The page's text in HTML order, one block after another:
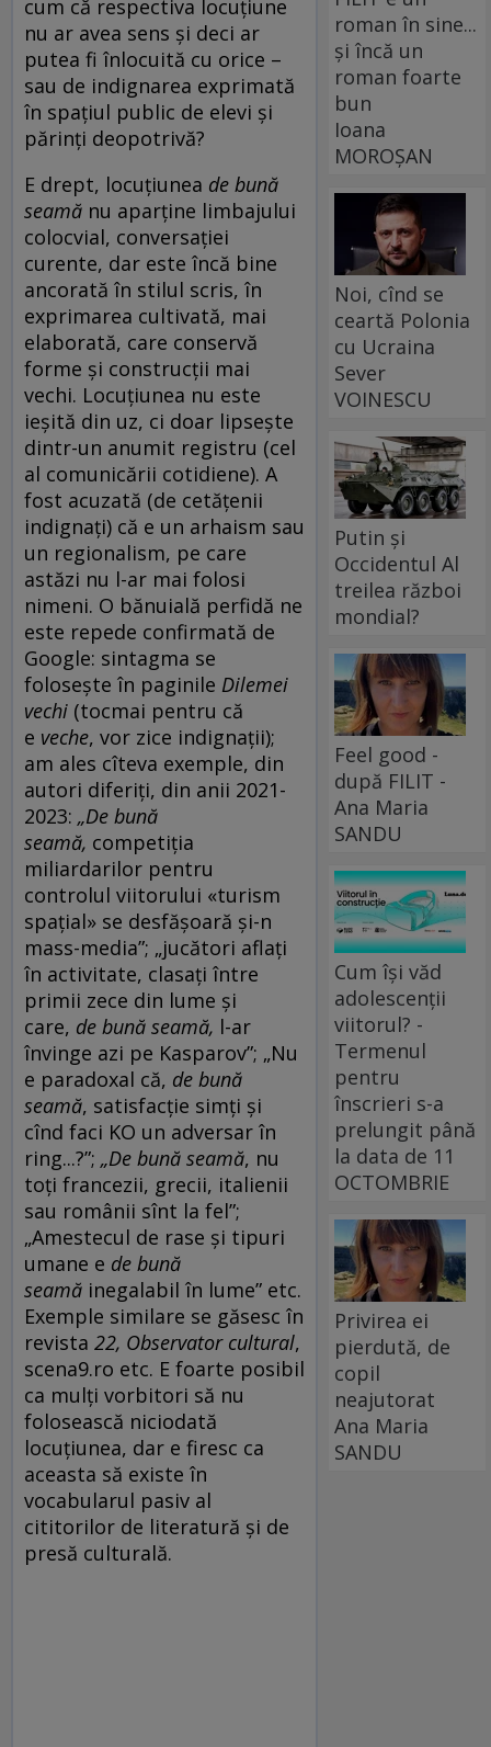
cum că respectiva locuțiune
nu ar avea sens și deci ar
putea fi înlocuită cu orice –
sau de indignarea exprimată
în spațiul public de elevi și
părinți deopotrivă?
E drept, locuțiunea de bună
seamă nu aparține limbajului
colocvial, conversației
curente, dar este încă bine
ancorată în stilul scris, în
exprimarea cultivată, mai
elaborată, care conservă
forme și construcții mai
vechi. Locuțiunea nu este
ieșită din uz, ci doar lipsește
dintr-un anumit registru (cel
al comunicării cotidiene). A
fost acuzată (de cetățenii
indignați) că e un arhaism sau
un regionalism, pe care
astăzi nu l-ar mai folosi
nimeni. O bănuială perfidă ne
este repede confirmată de
Google: sintagma se
folosește în paginile Dilemei
vechi (tocmai pentru că
e veche, vor zice indignații);
am ales cîteva exemple, din
autori diferiți, din anii 2021-
2023: „De bună
seamă, competiția
miliardarilor pentru
controlul viitorului «turism
spațial» se desfășoară și-n
mass-media”; „jucători aflați
în activitate, clasați între
primii zece din lume și
care, de bună seamă, l-ar
învinge azi pe Kasparov”; „Nu
e paradoxal că, de bună
seamă, satisfacție simți și
cînd faci KO un adversar în
ring...?”; „De bună seamă, nu
toți francezii, grecii, italienii
sau românii sînt la fel”;
„Amestecul de rase și tipuri
umane e de bună
seamă inegalabil în lume” etc.
Exemple similare se găsesc în
revista 22, Observator cultural,
scena9.ro etc. E foarte posibil
ca mulți vorbitori să nu
folosească niciodată
locuțiunea, dar e firesc ca
aceasta să existe în
vocabularul pasiv al
cititorilor de literatură și de
presă culturală.
roman în sine...
și încă un
roman foarte
bun
Ioana
MOROȘAN
Noi, cînd se
ceartă Polonia
cu Ucraina
Sever
VOINESCU
Putin și
Occidentul Al
treilea război
mondial?
Feel good -
după FILIT -
Ana Maria
SANDU
Cum își văd
adolescenții
viitorul? -
Termenul
pentru
înscrieri s-a
prelungit până
la data de 11
OCTOMBRIE
Privirea ei
pierdută, de
copil
neajutorat
Ana Maria
SANDU